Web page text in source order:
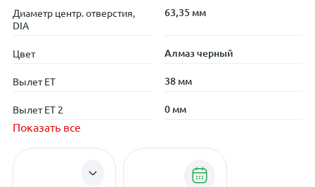
Диаметр центр. отверстия,
DIA
63,35 мм
Цвет Алмаз черный
Вылет ET 38 мм
Вылет ET 2 0 мм
Показать все